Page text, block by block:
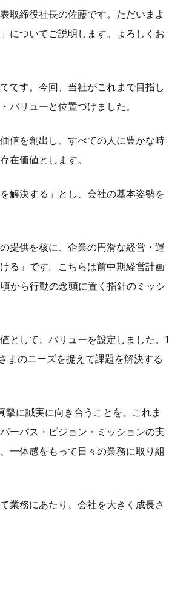
取締役社長の佐藤です。ただいまよ
についてご説明します。よろしくお
です。今回、当社がこれまで目指し
バリューと位置づけました。
値を創出し、すべての人に豊かな時
在価値とします。
解決する」とし、会社の基本姿勢を
提供を核に、企業の円滑な経営・運
る」です。こちらは前中期経営計画
から行動の念頭に置く指針のミッシ
として、バリューを設定しました。1
まのニーズを捉えて課題を解決する
に誠実に向き合うことを、これま
ーパス・ビジョン・ミッションの実
一体感をもって日々の業務に取り組
業務にあたり、会社を大きく成長さ